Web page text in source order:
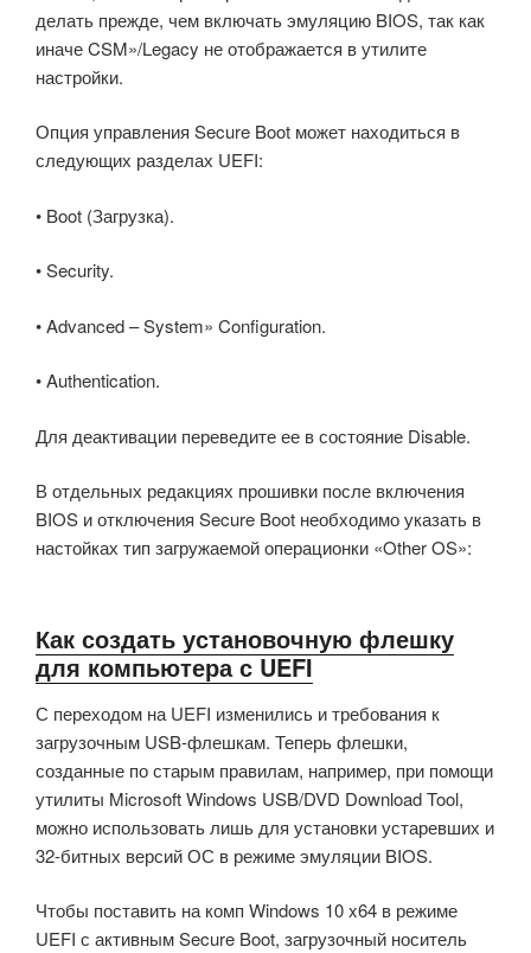
делать прежде, чем включать эмуляцию BIOS, так как
иначе CSM»/Legacy не отображается в утилите
настройки.
Опция управления Secure Boot может находиться в
следующих разделах UEFI:
• Boot (Загрузка).
• Security.
• Advanced – System» Configuration.
• Authentication.
Для деактивации переведите ее в состояние Disable.
В отдельных редакциях прошивки после включения
BIOS и отключения Secure Boot необходимо указать в
настойках тип загружаемой операционки «Other OS»:
Как создать установочную флешку
для компьютера с UEFI
С переходом на UEFI изменились и требования к
загрузочным USB-флешкам. Теперь флешки,
созданные по старым правилам, например, при помощи
утилиты Microsoft Windows USB/DVD Download Tool,
можно использовать лишь для установки устаревших и
32-битных версий ОС в режиме эмуляции BIOS.
Чтобы поставить на комп Windows 10 x64 в режиме
UEFI с активным Secure Boot, загрузочный носитель